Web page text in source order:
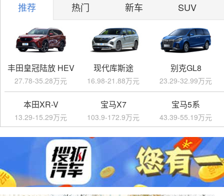
推荐 热门 新车 SUV
丰田皇冠陆放 HEV
27.78-35.28万元
现代库斯途
16.98-21.88万元
别克GL8
23.29-32.99万元
本田XR-V
13.29-15.29万元
宝马X7
103.9-172.9万元
宝马5系
43.39-55.19万元